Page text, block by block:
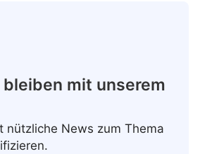
mit unserem
nützliche News zum Thema